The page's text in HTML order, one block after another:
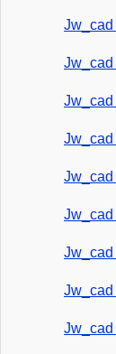
Jw_cad
Jw_cad
Jw_cad
Jw_cad
Jw_cad
Jw_cad
Jw_cad
Jw_cad